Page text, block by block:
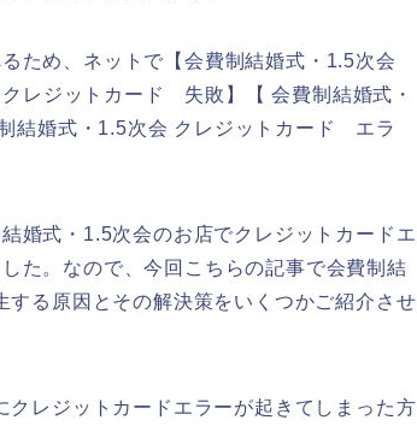
ため、ネットで【会費制結婚式・1.5次会
レジットカード 失敗】【 会費制結婚式・
結婚式・1.5次会 クレジットカード エラ
婚式・1.5次会のお店でクレジットカードエ
た。なので、今回こちらの記事で会費制結
る原因とその解決策をいくつかご紹介させ
レジットカードエラーが起きてしまった方